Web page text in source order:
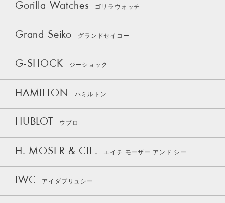
Gorilla Watches ゴリラウォッチ
Grand Seiko グランドセイコー
G-SHOCK ジーショック
HAMILTON ハミルトン
HUBLOT ウブロ
H. MOSER & CIE. エイチ モーザー アンド シー
IWC アイダブリュシー